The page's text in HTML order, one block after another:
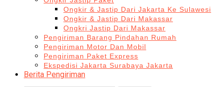
Ongkir & Jastip Dari Jakarta Ke Sulawesi
Ongkir & Jastip Dari Makassar
Ongkri Jastip Dari Makassar
Pengiriman Barang Pindahan Rumah
Pengiriman Motor Dan Mobil
Pengiriman Paket Express
Ekspedisi Jakarta Surabaya Jakarta
Berita Pengiriman